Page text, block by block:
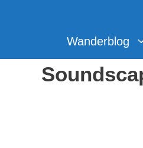
Wanderblog